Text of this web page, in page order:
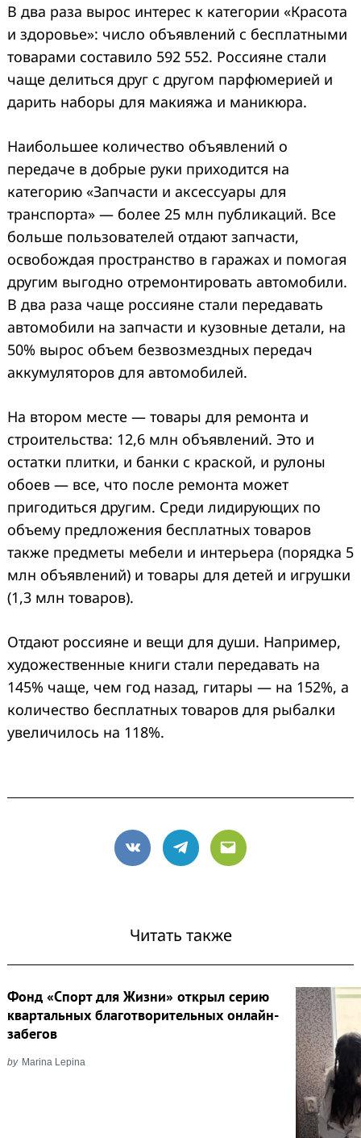
В два раза вырос интерес к категории «Красота
и здоровье»: число объявлений с бесплатными
товарами составило 592 552. Россияне стали
чаще делиться друг с другом парфюмерией и
дарить наборы для макияжа и маникюра.
Наибольшее количество объявлений о
передаче в добрые руки приходится на
категорию «Запчасти и аксессуары для
транспорта» — более 25 млн публикаций. Все
больше пользователей отдают запчасти,
освобождая пространство в гаражах и помогая
другим выгодно отремонтировать автомобили.
В два раза чаще россияне стали передавать
автомобили на запчасти и кузовные детали, на
50% вырос объем безвозмездных передач
аккумуляторов для автомобилей.
На втором месте — товары для ремонта и
строительства: 12,6 млн объявлений. Это и
остатки плитки, и банки с краской, и рулоны
обоев — все, что после ремонта может
пригодиться другим. Среди лидирующих по
объему предложения бесплатных товаров
также предметы мебели и интерьера (порядка 5
млн объявлений) и товары для детей и игрушки
(1,3 млн товаров).
Отдают россияне и вещи для души. Например,
художественные книги стали передавать на
145% чаще, чем год назад, гитары — на 152%, а
количество бесплатных товаров для рыбалки
увеличилось на 118%.
VK Telegram
Email
Читать также
Фонд «Спорт для Жизни» открыл серию
квартальных благотворительных онлайн-
забегов
by Marina Lepina
Search